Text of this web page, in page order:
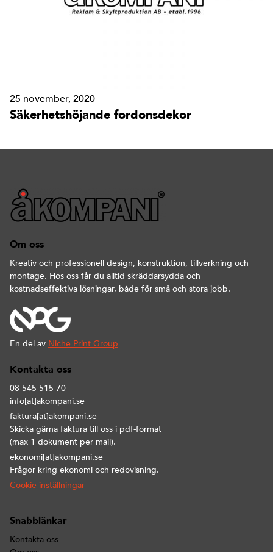
25 november, 2020
Säkerhetshöjande fordonsdekor
Om oss
Kreativ och professionell design, konstruktion, tillverkning och
montage. Hos oss får du alltid skräddarsydda och
kostnadseffektiva lösningar, både för små och stora jobb.
En del av Niche Print Group
Kontakta oss
08-545 515 70
info[at]akompani.se
faktura[at]akompani.se
Skicka gärna faktura till oss i pdf-format
(max 1 dokument per mail).
ekonomi[at]akompani.se
Frågor kring ekonomi och redovisning.
Cookie-inställningar
Snabblänkar
Kontakta oss